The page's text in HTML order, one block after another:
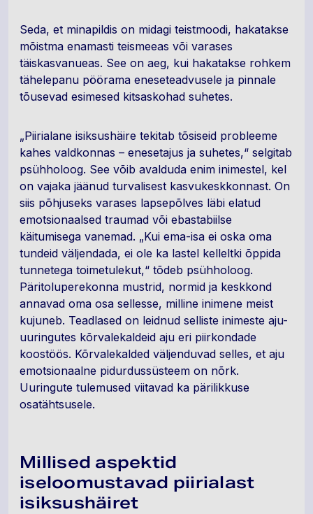
Seda, et minapildis on midagi teistmoodi, hakatakse
mõistma enamasti teismeeas või varases
täiskasvanueas. See on aeg, kui hakatakse rohkem
tähelepanu pöörama eneseteadvusele ja pinnale
tõusevad esimesed kitsaskohad suhetes.
„Piirialane isiksushäire tekitab tõsiseid probleeme
kahes valdkonnas – enesetajus ja suhetes,“ selgitab
psühholoog. See võib avalduda enim inimestel, kel
on vajaka jäänud turvalisest kasvukeskkonnast. On
siis põhjuseks varases lapsepõlves läbi elatud
emotsionaalsed traumad või ebastabiilse
käitumisega vanemad. „Kui ema-isa ei oska oma
tundeid väljendada, ei ole ka lastel kelleltki õppida
tunnetega toimetulekut,“ tõdeb psühholoog.
Päritoluperekonna mustrid, normid ja keskkond
annavad oma osa sellesse, milline inimene meist
kujuneb. Teadlased on leidnud selliste inimeste aju-
uuringutes kõrvalekaldeid aju eri piirkondade
koostöös. Kõrvalekalded väljenduvad selles, et aju
emotsionaalne pidurdussüsteem on nõrk.
Uuringute tulemused viitavad ka pärilikkuse
osatähtsusele.
Millised aspektid
iseloomustavad piirialast
isiksushäiret